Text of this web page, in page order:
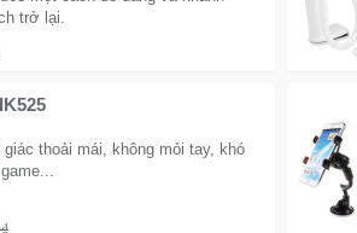
trở lại.
thoải mái, không mỏi tay, khó